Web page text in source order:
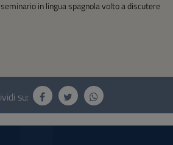
in lingua spagnola volto a discutere
su: